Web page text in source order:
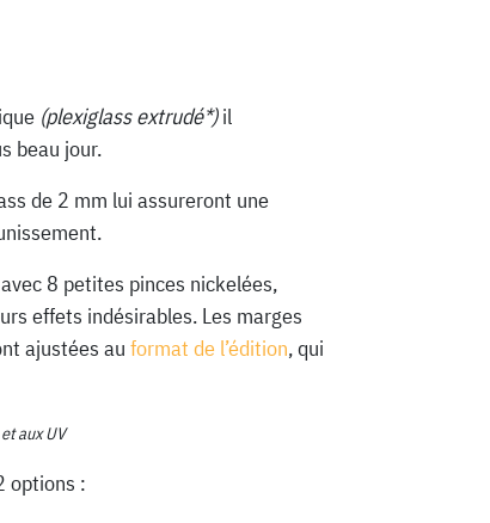
(plexiglass extrudé*)il
beau jour.
de 2 mm lui assureront une
8 petites pinces nickelées,
effets indésirables. Les marges
ajustées au format de l’édition, qui
aux UV
options :